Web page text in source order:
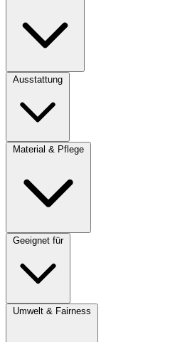
Ausstattung
Material & Pflege
Geeignet für
Umwelt & Fairness